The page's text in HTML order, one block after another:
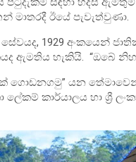
මාතරදී ඊයේ පැවැත්වුණා.
1929 අංකයෙන්
ඇමතිය හැකියි. “ඔබේ
ගොඩනගමු” යන
ලේකම් කාර්යාලය හා ශ්‍රී